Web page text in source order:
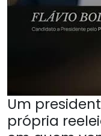
Um
própria